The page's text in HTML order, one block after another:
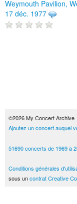
Weymouth Pavilion,
17 déc. 1977
©2026 My Concert
Ajoutez un concert auquel
51690 concerts de 1969 à
Conditions générales
sous uncontrat Creative